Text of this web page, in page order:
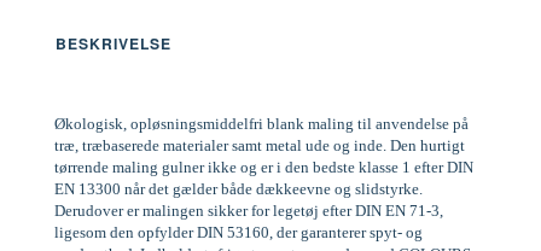
BESKRIVELSE
Økologisk, opløsningsmiddelfri blank maling til anvendelse på
træ, træbaserede materialer samt metal ude og inde. Den hurtigt
tørrende maling gulner ikke og er i den bedste klasse 1 efter DIN
EN 13300 når det gælder både dækkeevne og slidstyrke.
Derudover er malingen sikker for legetøj efter DIN EN 71-3,
ligesom den opfylder DIN 53160, der garanterer spyt- og